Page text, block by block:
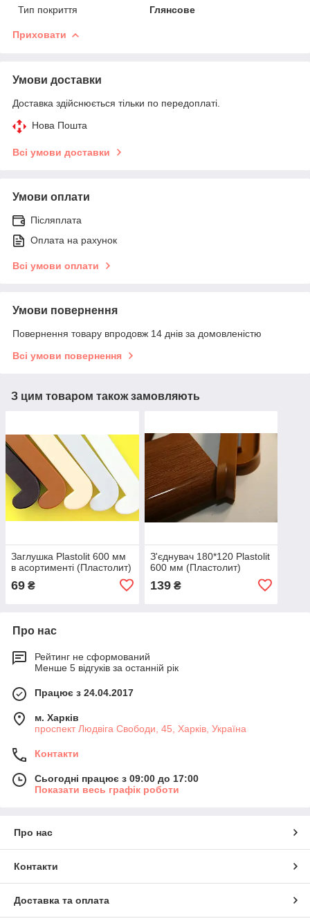
Тип покриття
Глянсове
Приховати
Умови доставки
Доставка здійснюється тільки по передоплаті.
Нова Пошта
Всі умови доставки
Умови оплати
Післяплата
Оплата на рахунок
Всі умови оплати
Умови повернення
Повернення товару впродовж 14 днів за домовленістю
Всі умови повернення
З цим товаром також замовляють
Заглушка Plastolit 600 мм
в асортименті (Пластолит)
69 ₴
З'єднувач 180*120 Plastolit
600 мм (Пластолит)
139₴
Про нас
Рейтинг не сформований
Менше 5 відгуків за останній рік
Працює з 24.04.2017
м. Харків
проспект Людвіга Свободи, 45, Харків, Україна
Контакти
Сьогодні працює з 09:00 до 17:00
Показати весь графік роботи
Про нас
Контакти
Доставка та оплата